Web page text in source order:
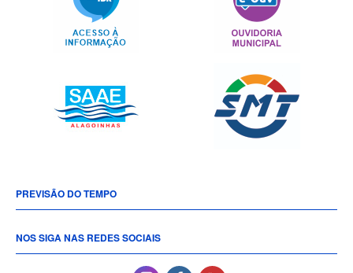
PREVISÃO DO TEMPO
NOS SIGA NAS REDES SOCIAIS